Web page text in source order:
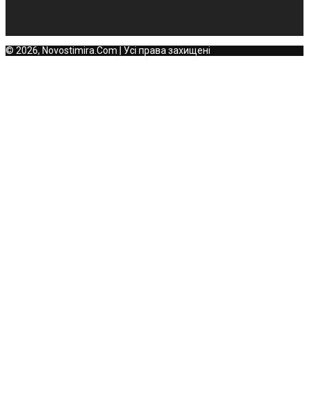
© 2026, Novostimira.Com | Усі права захищені